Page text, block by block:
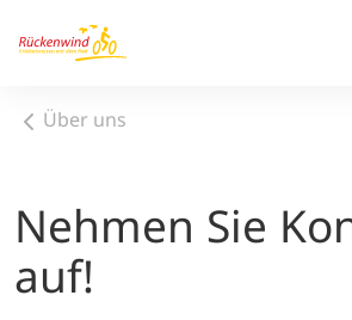
1
Über uns
Nehmen Sie
auf!